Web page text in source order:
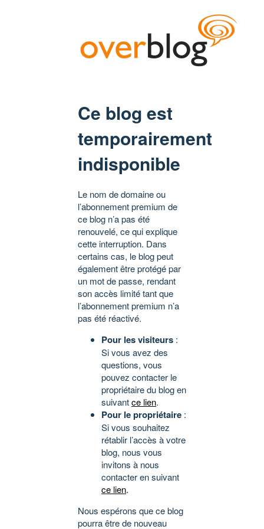
Ce blog est
temporairement
indisponible
Le nom de domaine ou
l’abonnement premium de
ce blog n’a pas été
renouvelé, ce qui explique
cette interruption. Dans
certains cas, le blog peut
également être protégé par
un mot de passe, rendant
son accès limité tant que
l’abonnement premium n’a
pas été réactivé.
Pour les visiteurs :
Si vous avez des
questions, vous
pouvez contacter le
propriétaire du blog en
suivantce lien.
Pour le propriétaire :
Si vous souhaitez
rétablir l’accès à votre
blog, nous vous
invitons à nous
contacter en suivant
ce lien.
Nous espérons que ce blog
pourra être de nouveau